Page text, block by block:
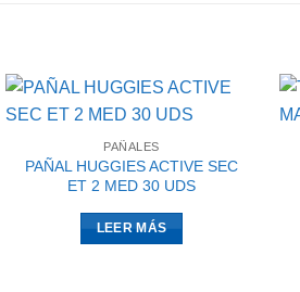
PAÑALES
PAÑAL HUGGIES ACTIVE SEC
ET 2 MED 30 UDS
LEER MÁS